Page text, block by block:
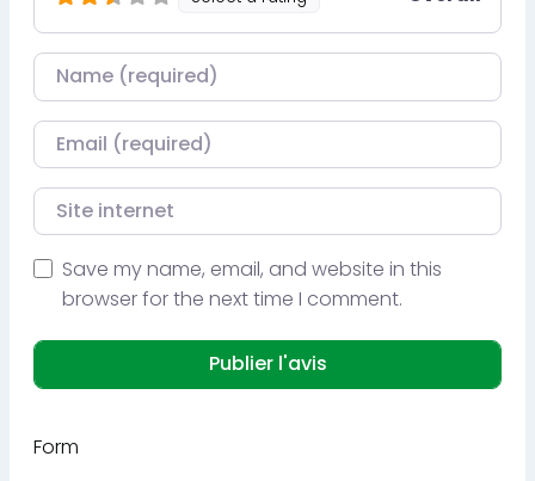
Nom
Courriel
Site internet
Save my name, email, and website in this
browser for the next time I comment.
Form